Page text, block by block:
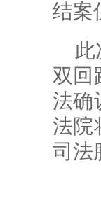
结案
此
双回
法确
法院
司法